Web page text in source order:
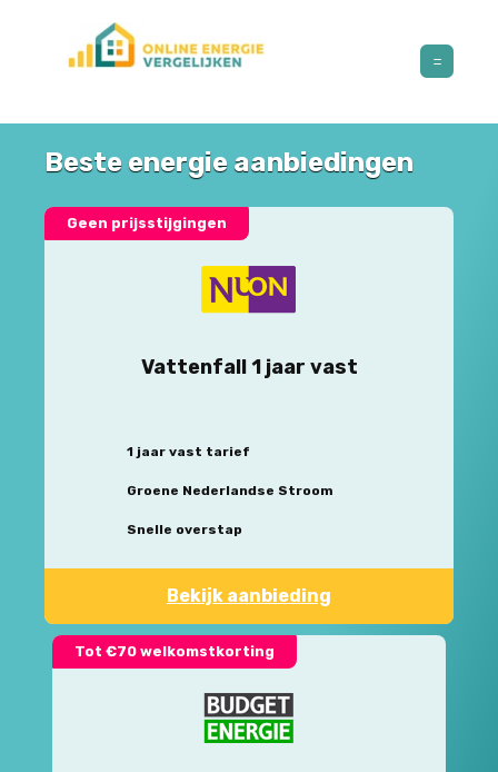
Beste energie aanbiedingen
Geen prijsstijgingen
Vattenfall 1 jaar vast
1 jaar vast tarief
Groene Nederlandse Stroom
Snelle overstap
Bekijk aanbieding
Tot €70 welkomstkorting